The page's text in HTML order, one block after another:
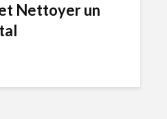
Nettoyer un